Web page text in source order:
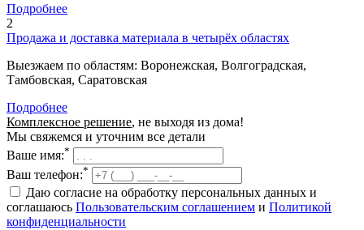
Подробнее
2
Продажа и доставка материала в четырёх областях
Выезжаем по областям: Воронежская, Волгоградская,
Тамбовская, Саратовская
Подробнее
Комплексное решение, не выходя из дома!
Мы свяжемся и уточним все детали
Ваше имя:*
Ваш телефон:*
Даю согласие на обработку персональных данных и
соглашаюсь Пользовательским соглашением и Политикой
конфиденциальности